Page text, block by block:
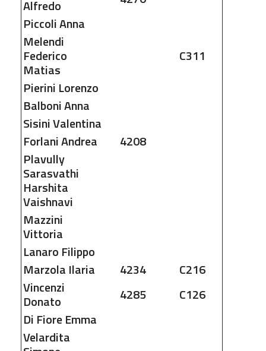
Alfredo
PiccoliAnna
Melendi
Federico
Matias
C311
Pierini Lorenzo
BalboniAnna
SisiniValentina
ForlaniAndrea
4208
Plavully
Sarasvathi
Harshita
Vaishnavi
Mazzini
Vittoria
Lanaro Filippo
Marzola Ilaria 4234
C216
Vincenzi
Donato 4285
C126
Di FioreEmma
Velardita